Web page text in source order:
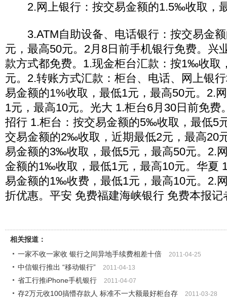
2.网上银行：按交易金额的1.5‰收取，
3.ATM自助设备、电话银行：按交易金
元，最高50元。2月8日前手机银行免费。兴
款方式都免费。1.现金柜台汇款：按1‰收取
元。2.转账方式汇款：柜台、电话、网上银
易金额的1%收取，最低1元，最高50元。2.
1元，最高10元。光大 1.柜台6月30日前免费
招行 1.柜台：按交易金额的5‰收取，最低5
交易金额的2‰收取，近期最低2元，最高20
易金额的3‰收取，最低5元，最高50元。2.
金额的1‰收取，最低1元，最高10元。华夏
易金额的1‰收费，最低1元，最高10元。2.
折优惠。平安 免费福建海峡银行 免费本报记
相关报道：
一家不收一家收 银行之间异地手续费相差十倍
2011-04-25
中信银行推出 “移动银行” 2011-04-13
省工行推iPhone手机银行 2011-04-07
存2万元收100搞懵存款人 标准不一大额最好柜台存 2011-03-28